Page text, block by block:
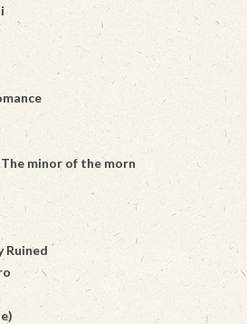
minor of the morn
Ruined